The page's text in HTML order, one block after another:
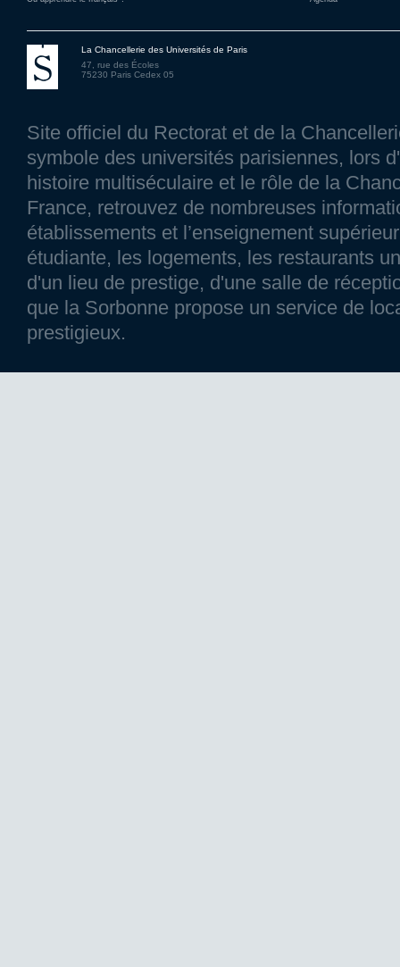
La Chancellerie des Universités de Paris
47, rue des Écoles
75230 Paris Cedex 05
Site officiel du Rectorat et de la
symbole des universités parisiennes, lors
histoire multiséculaire et le rôle de la
France, retrouvez de nombreuses
établissements et l’enseignement
étudiante, les logements, les restaurants
d'un lieu de prestige, d'une salle de
que la Sorbonne propose un service de
prestigieux.